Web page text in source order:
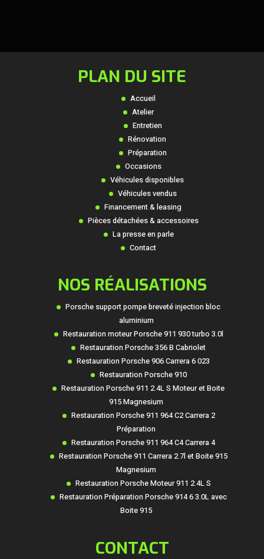
PLAN DU SITE
Accueil
Atelier
Entretien
Rénovation
Préparation
Occasions
Véhicules disponibles
Véhicules vendus
Financement & leasing
Pièces détachées & accessoires
La presse en parle
Contact
NOS RÉALISATIONS
Porsche support pompe breveté injection bloc
aluminium
Restauration moteur Porsche 911 930 turbo 3.0l
Restauration Porsche 356 B Cabriolet
Restauration Porsche 906 Carrera 6 023
Restauration Porsche 910
Restauration Porsche 911 2.4L S Moteur et Boite
915 Magnesium
Restauration Porsche 911 964 C2 Carrera 2
Préparation
Restauration Porsche 911 964 C4 Carrera 4
Restauration Porsche 911 Carrera 2.7l et Boite 915
Magnesium
Restauration Porsche Moteur 911 2.4L S
Restauration Préparation Porsche 914 6 3.0L avec
Boite 915
CONTACT